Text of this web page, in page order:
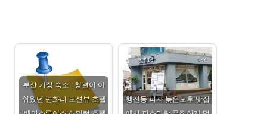
부산 기장 숙소 : 청결이 아
쉬웠던 연화리 오션뷰 호텔
행신동 피자 늦은오후 맛집